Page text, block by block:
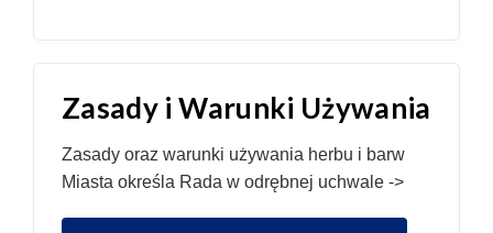
Zasady i Warunki Używania
Zasady oraz warunki używania herbu i barw
Miasta określa Rada w odrębnej uchwale ->